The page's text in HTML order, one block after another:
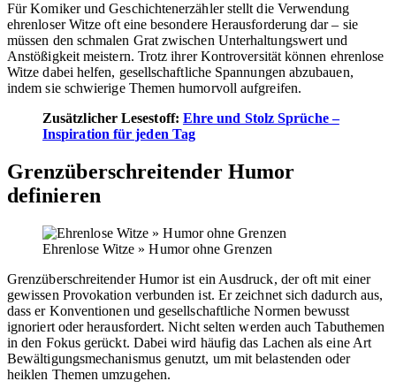
Für Komiker und Geschichtenerzähler stellt die Verwendung
ehrenloser Witze oft eine besondere Herausforderung dar – sie
müssen den schmalen Grat zwischen Unterhaltungswert und
Anstößigkeit meistern. Trotz ihrer Kontroversität können ehrenlose
Witze dabei helfen, gesellschaftliche Spannungen abzubauen,
indem sie schwierige Themen humorvoll aufgreifen.
Zusätzlicher Lesestoff: Ehre und Stolz Sprüche –
Inspiration für jeden Tag
Grenzüberschreitender Humor
definieren
Ehrenlose Witze » Humor ohne Grenzen
Grenzüberschreitender Humor ist ein Ausdruck, der oft mit einer
gewissen Provokation verbunden ist. Er zeichnet sich dadurch aus,
dass er Konventionen und gesellschaftliche Normen bewusst
ignoriert oder herausfordert. Nicht selten werden auch Tabuthemen
in den Fokus gerückt. Dabei wird häufig das Lachen als eine Art
Bewältigungsmechanismus genutzt, um mit belastenden oder
heiklen Themen umzugehen.